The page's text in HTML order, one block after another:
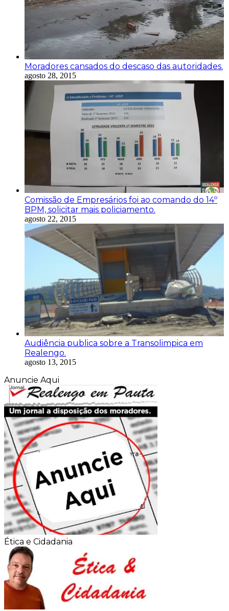
Moradores cansados do descaso das autoridades.
agosto 28, 2015
Comissão de Empresários foi ao comando do 14º
BPM, solicitar mais policiamento.
agosto 22, 2015
Audiência publica sobre a Transolimpica em
Realengo.
agosto 13, 2015
Anuncie Aqui
Ética e Cidadania